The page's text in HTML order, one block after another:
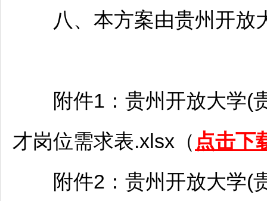
八、本方案由贵州开放
附件1：贵州开放大学(贵
才岗位需求表.xlsx（ 点击下
附件2：贵州开放大学(贵